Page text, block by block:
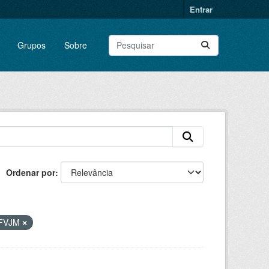
Entrar
Grupos Sobre
Ordenar por